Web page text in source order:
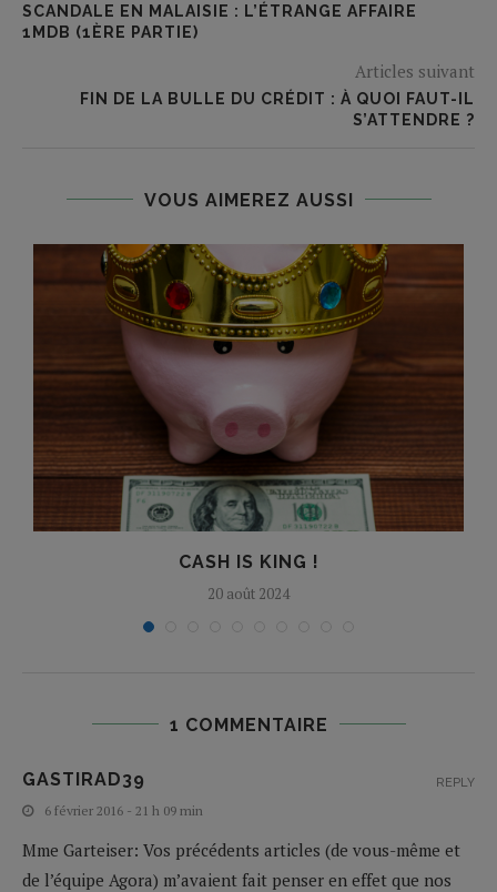
SCANDALE EN MALAISIE : L’ÉTRANGE AFFAIRE
1MDB (1ÈRE PARTIE)
Articles suivant
FIN DE LA BULLE DU CRÉDIT : À QUOI FAUT-IL
S’ATTENDRE ?
VOUS AIMEREZ AUSSI
CASH IS KING !
20 août 2024
1 COMMENTAIRE
GASTIRAD39
6 février 2016 - 21 h 09 min
Mme Garteiser: Vos précédents articles (de vous-même et
de l’équipe Agora) m’avaient fait penser en effet que nos
REPLY